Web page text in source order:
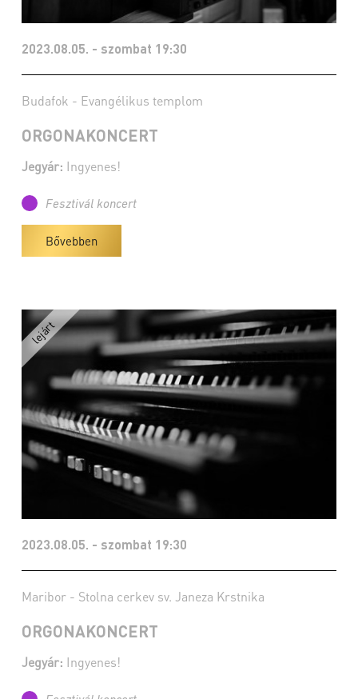
2023.08.05. - szombat 19:30
Budafok - Evangélikus templom
ORGONAKONCERT
Jegyár: Ingyenes!
Fesztivál koncert
Bővebben
2023.08.05. - szombat 19:30
Maribor - Stolna cerkev sv. Janeza Krstnika
ORGONAKONCERT
Jegyár: Ingyenes!